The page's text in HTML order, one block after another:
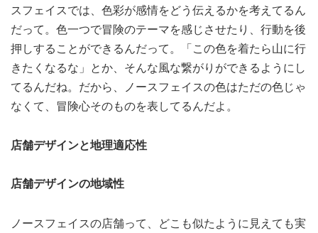
スフェイスでは、色彩が感情をどう伝えるかを考えてるん
だって。色一つで冒険のテーマを感じさせたり、行動を後
押しすることができるんだって。「この色を着たら山に行
きたくなるな」とか、そんな風な繋がりができるようにし
てるんだね。だから、ノースフェイスの色はただの色じゃ
なくて、冒険心そのものを表してるんだよ。
店舗デザインと地理適応性
店舗デザインの地域性
ノースフェイスの店舗って、どこも似たように見えても実